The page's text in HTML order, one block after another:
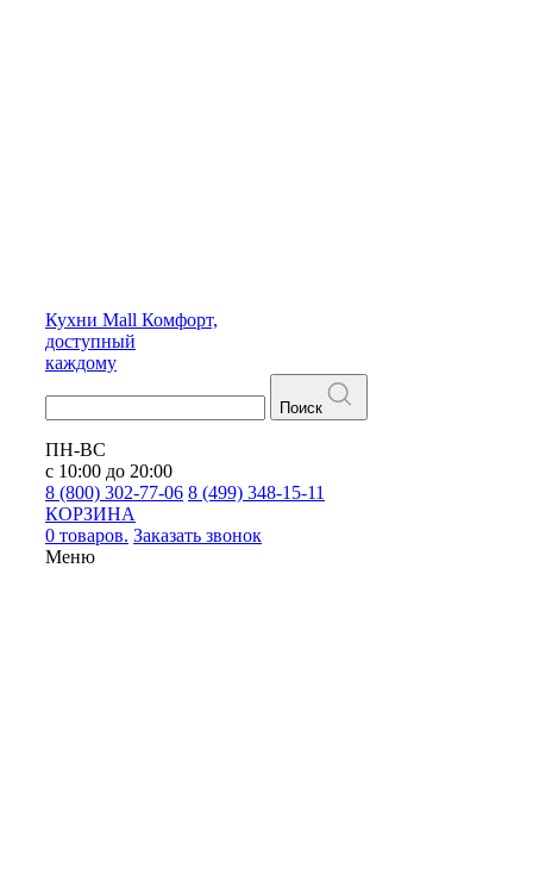
Кухни Mall Комфорт,
доступный
каждому
Поиск
ПН-ВС
с 10:00 до 20:00
8 (800) 302-77-06 8 (499) 348-15-11
КОРЗИНА
0 товаров. Заказать звонок
Меню